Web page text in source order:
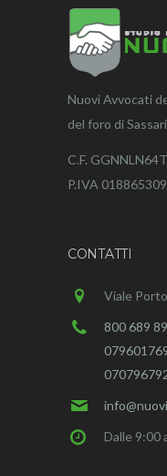
Nuovi Avvocati
del foro di
C.F.
P.IVA
CONTATTI
Viale
800 689
Dalle 9:00